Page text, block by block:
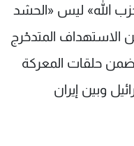
الله» ليس «الحشد
الاستهداف المتدحْرج
حلقات المعركة
وبين إيران